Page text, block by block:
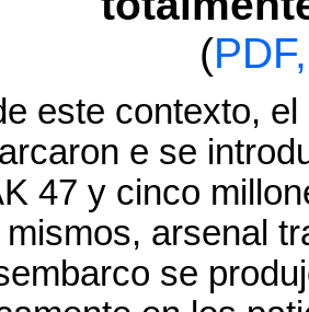
(
este contexto,
e se
47 y cinco
arsenal
se